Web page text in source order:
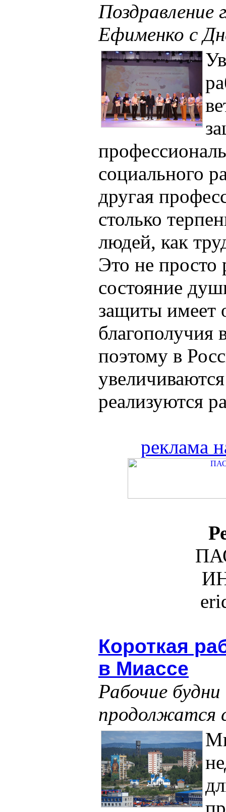
Ефименко с
социального
другая
столько
людей, как
Это не просто
состояние
защиты имеет
благополучия
поэтому в
реализуются
реклама
Короткая
в Миассе
Рабочие
продолжатся